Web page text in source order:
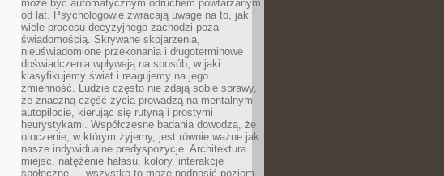
może być automatycznym odruchem powtarzanym
od lat. Psychologowie zwracają uwagę na to, jak
wiele procesu decyzyjnego zachodzi poza
świadomością. Skrywane skojarzenia,
nieuświadomione przekonania i długoterminowe
doświadczenia wpływają na sposób, w jaki
klasyfikujemy świat i reagujemy na jego
zmienność. Ludzie często nie zdają sobie sprawy,
że znaczną część życia prowadzą na mentalnym
autopilocie, kierując się rutyną i prostymi
heurystykami. Współczesne badania dowodzą, że
otoczenie, w którym żyjemy, jest równie ważne jak
nasze indywidualne predyspozycje. Architektura
miejsc, natężenie hałasu, kolory, interakcje
społeczne — wszystko to może podnosić poziom